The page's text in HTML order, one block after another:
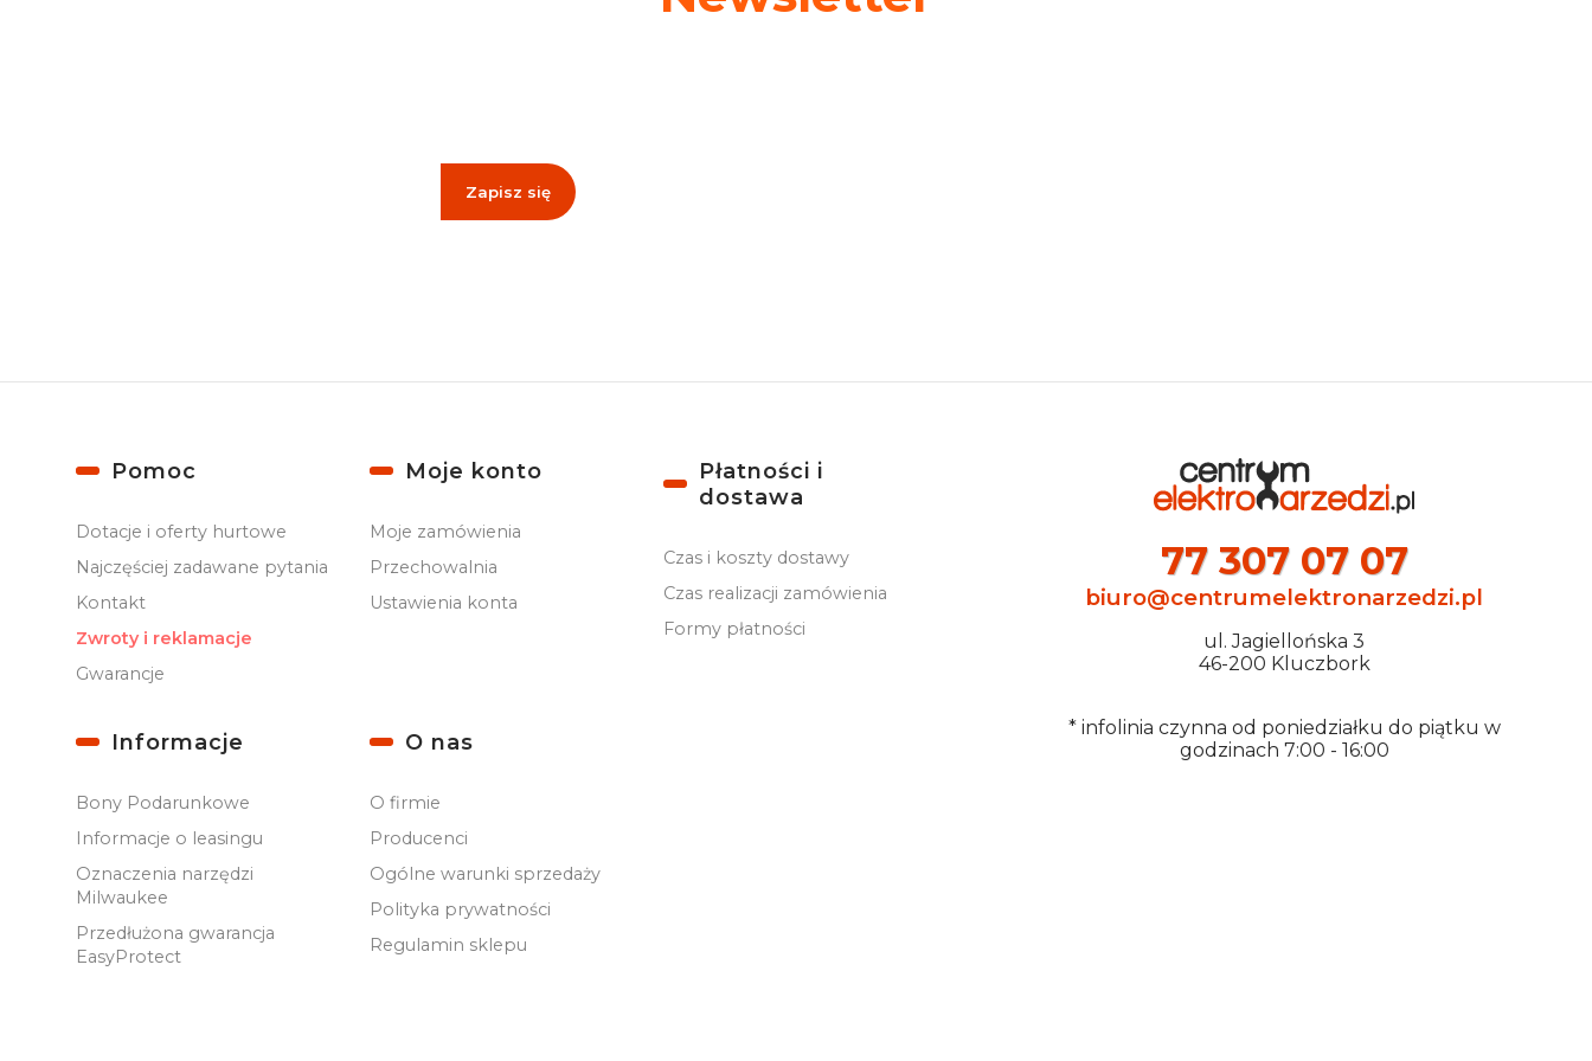
Zapisz się
Linki w stopce
Pomoc
Dotacje i oferty hurtowe
Najczęściej zadawane pytania
Kontakt
Zwroty i reklamacje
Gwarancje
Moje konto
Moje zamówienia
Przechowalnia
Ustawienia konta
Płatności i
dostawa
Czas i koszty dostawy
Czas realizacji zamówienia
Formy płatności
Informacje
Bony Podarunkowe
Informacje o leasingu
Oznaczenia narzędzi
Milwaukee
Przedłużona gwarancja
EasyProtect
O nas
O firmie
Producenci
Ogólne warunki sprzedaży
Polityka prywatności
Regulamin sklepu
77 307 07 07
biuro@centrumelektronarzedzi.pl
ul. Jagiellońska 3
46-200 Kluczbork
* infolinia czynna od poniedziałku do piątku w
godzinach 7:00 - 16:00